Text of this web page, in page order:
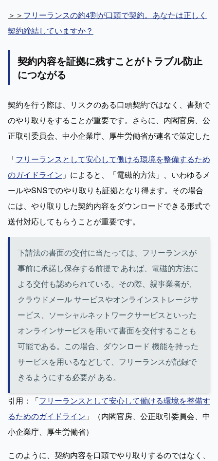
＞＞ フリーランスの約4割が口頭で契約。あなたは正しく
契約締結していますか？
契約内容を証拠に残すことがトラブル防止
につながる
契約を行う際は、リスクのある口頭契約ではなく、書類で
のやり取りをすることが重要です。さらに、内閣官房、公
正取引委員会、中小企業庁、厚生労働省が連名で策定した
「フリーランスとして安心して働ける環境を整備するため
のガイドライン 」によると、「電磁的方法」、いわゆるメ
ールやSNSでのやり取りも証拠となり得ます。その場合
には、やり取りした契約内容をダウンロードできる形式で
送付対応してもらうことが重要です。
下請法の書面の交付に当たっては、フリーランスが
事前に承諾し保存する前提で あれば、電磁的方法に
よる交付も認められている。その際、親事業者が、
クラウドメール サービスやオンラインストレージサ
ービス、ソーシャルネットワークサービスといった
オンラインサービスを用いて書面を交付することも
可能である。この場合、ダウンロード 機能を持った
サービスを用いるなどして、フリーランスが記録で
きるようにする必要が ある。
引用：「フリーランスとして安心して働ける環境を整備す
るためのガイドライン 」（内閣官房、公正取引委員会、中
小企業庁、厚生労働省）
このように、契約内容を口頭でやり取りするのではなく、